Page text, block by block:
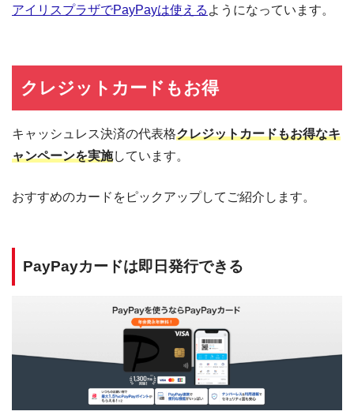
アイリスプラザでPayPayは使える ようになっています。
クレジットカードもお得
キャッシュレス決済の代表格クレジットカードもお得なキ
ャンペーンを実施しています。
おすすめのカードをピックアップしてご紹介します。
PayPayカードは即日発行できる